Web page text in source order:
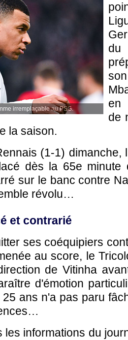
irremplaçable au PSG.
du
en
de
la saison.
(1-1) dimanche,
dès la 65e minute
sur le banc contre
révolu…
et contrarié
ses coéquipiers
au score, le
de Vitinha
d'émotion
ans n'a pas paru
les informations du